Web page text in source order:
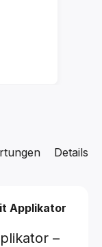
Details
Applikator
–